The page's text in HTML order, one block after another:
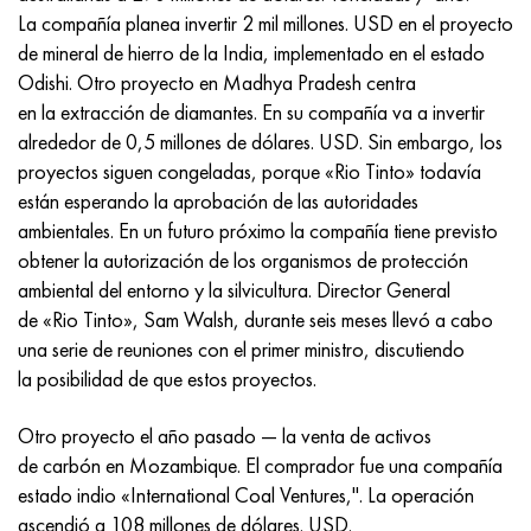
La compañía planea invertir 2 mil millones. USD en el proyecto
de mineral de hierro de la India, implementado en el estado
Odishi. Otro proyecto en Madhya Pradesh centra
en la extracción de diamantes. En su compañía va a invertir
alrededor de 0,5 millones de dólares. USD. Sin embargo, los
proyectos siguen congeladas, porque «Rio Tinto» todavía
están esperando la aprobación de las autoridades
ambientales. En un futuro próximo la compañía tiene previsto
obtener la autorización de los organismos de protección
ambiental del entorno y la silvicultura. Director General
de «Rio Tinto», Sam Walsh, durante seis meses llevó a cabo
una serie de reuniones con el primer ministro, discutiendo
la posibilidad de que estos proyectos.
Otro proyecto el año pasado — la venta de activos
de carbón en Mozambique. El comprador fue una compañía
estado indio «International Coal Ventures,". La operación
ascendió a 108 millones de dólares. USD.
Incotherm
incotest
Jette M152
Cobalto 6B
maraging 250
René 41
Maraging 300
Maraging 350
MP35N
47ND
47НХР
49KF
49K2F, 49K2FA-VI
Aleación 50N
Aleación 50NP
50NHS
Aleación 52N
52K12F
HN62VMYUT
HN62MVKYU
HN63MB
XN65VM
KhN65VMTYu
KhN67MVTYu
KhN68VKTYU
KhN68VMTYUK-vd
KhN70VMTYu
VT-35
PT-1M
PT-3V
PT-7M
2B
SPT-2 sv
A LAS 3
3M
TL3
1.4466 - AISI 310MoLn
Aleación Al6xn
15-7Ph® - 1.4532
PH 13-8 meses - 1.4534
1.4542 - 17-4Ph®
Custom 455® - 1.4543 - uns s45500
1.4545 - 15-5Ph®
1.4548 - 17-4Ph®
1.4550 - AISI 347
10X17H13M3T
10X18N18Yu4D
11X11N2V2MF
12Х18Н9Т
13X11N2V2MF
15x11mf
15х12vnmf
15Х12Н2MVFAB
15X16K5N2MVFAB
2,0872, CuNi10Fe1Mn, Cw352h
Bronce aluminio silicio
CW301G, C64200
bronce de silicio
C65500, CuAl11Fe3
C65620, CuSi3Fe2Zn3
C65100, CuSi1.5
Bronce estaño-plomo
c92200, CuSn6Zn4Pb2
latón rojo
C84400, CuSn2ZnPb
C83600, CuSn5ZnPb
45G2, 45g2, AISI 1144
Aleación de acero estructural
10g2, 10g2, AISI 1513
12X2H4A, 15NiCr13, 1.5752
AC14, 11SMnPb30
20G, 20mn5
20XH3A, AISI 4320, 20hn3a
20HM, 24CrMo5, 20hm
25KhGM, 20CrMo5, 1.7264
Р6М5, 1.3343, hs6-5-2, sw7m
Р6М5К5, 1.3243, hs6-5-2-5
R6M5F3, 1.3344, hs6-5-3
9М4К8,1.3207
R12F3, 1.3318, sw12
P18, 1,3355, hs18-0-1, sw18
Acero carbono
10,1.1645, C105W1
11G12, 110G13L, X120Mn12